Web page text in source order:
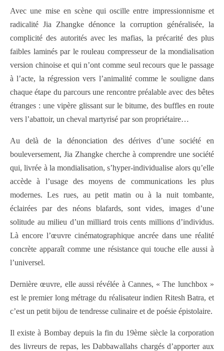
Avec une mise en scène qui oscille entre impressionnisme et
radicalité Jia Zhangke dénonce la corruption généralisée, la
complicité des autorités avec les mafias, la précarité des plus
faibles laminés par le rouleau compresseur de la mondialisation
version chinoise et qui n’ont comme seul recours que le passage
à l’acte, la régression vers l’animalité comme le souligne dans
chaque étape du parcours une rencontre préalable avec des bêtes
étranges : une vipère glissant sur le bitume, des buffles en route
vers l’abattoir, un cheval martyrisé par son propriétaire…
Au delà de la dénonciation des dérives d’une société en
bouleversement, Jia Zhangke cherche à comprendre une société
qui, livrée à la mondialisation, s’hyper-individualise alors qu’elle
accède à l’usage des moyens de communications les plus
modernes. Les rues, au petit matin ou à la nuit tombante,
éclairées par des néons blafards, sont vides, images d’une
solitude au milieu d’un milliard trois cents millions d’individus.
Là encore l’œuvre cinématographique ancrée dans une réalité
concrète apparaît comme une résistance qui touche elle aussi à
l’universel.
Dernière œuvre, elle aussi révélée à Cannes, « The lunchbox »
est le premier long métrage du réalisateur indien Ritesh Batra, et
c’est un petit bijou de tendresse culinaire et de poésie épistolaire.
Il existe à Bombay depuis la fin du 19ème siècle la corporation
des livreurs de repas, les Dabbawallahs chargés d’apporter aux